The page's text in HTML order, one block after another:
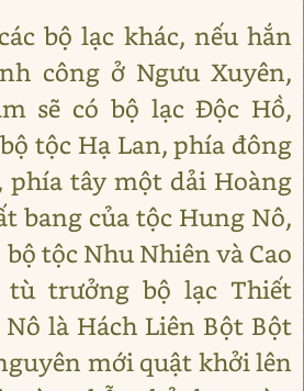
bộ lạc khác, nếu hắn
công ở Ngưu Xuyên,
sẽ có bộ lạc Độc Hồ,
tộc Hạ Lan, phía đông
phía tây một dải Hoàng
bang của tộc Hung Nô,
tộc Nhu Nhiên và Cao
tù trưởng bộ lạc Thiết
là Hách Liên Bột Bột
mới quật khởi lên